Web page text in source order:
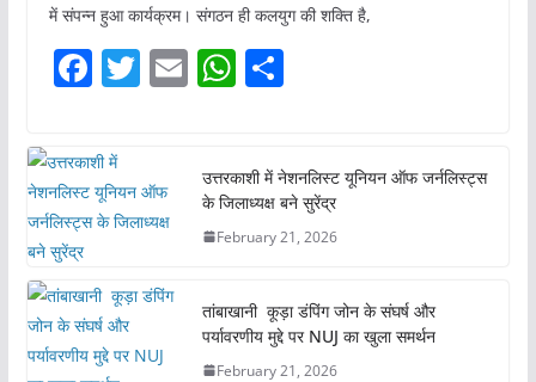
में संपन्न हुआ कार्यक्रम। संगठन ही कलयुग की शक्ति है,
F
c
e
b
o
k
T
er
E W
s
A
p
p
S
e
उत्तरकाशी में नेशनलिस्ट यूनियन ऑफ जर्नलिस्ट्स
के जिलाध्यक्ष बने सुरेंद्र
February 21, 2026
तांबाखानी कूड़ा डंपिंग जोन के संघर्ष और
पर्यावरणीय मुद्दे पर NUJ का खुला समर्थन
February 21, 2026